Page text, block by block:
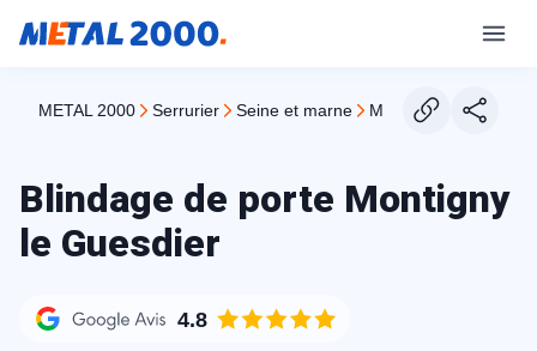
METAL 2000 serrurier seine et marne montigny le guesdier
Blindage de porte Montigny
le Guesdier
4.8